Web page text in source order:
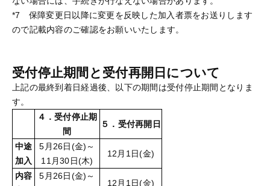
*7 保障変更日以降に変更を反映した加入者票をお送りします
ので記載内容のご確認をお願いいたします。
受付停止期間と受付再開日について
上記の最終到着日経過後、以下の期間は受付停止期間となりま
す。
４．受付停止期
間
５．受付再開日
中途
加入
5月26日(金)～
11月30日(木)
12月1日(金)
内容
5月26日(金)～
12月1日(金)